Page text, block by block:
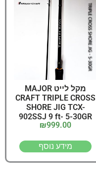
מקל לייט MAJOR
CRAFT TRIPLE CROSS
SHORE JIG TCX-
902SSJ 9 ft- 5-30GR
₪999.00
מידע נוסף